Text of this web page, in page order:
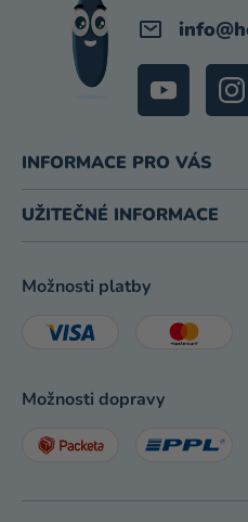
info@
INFORMACE PRO VÁS
UŽITEČNÉ INFORMACE
Možnosti platby
Možnosti dopravy